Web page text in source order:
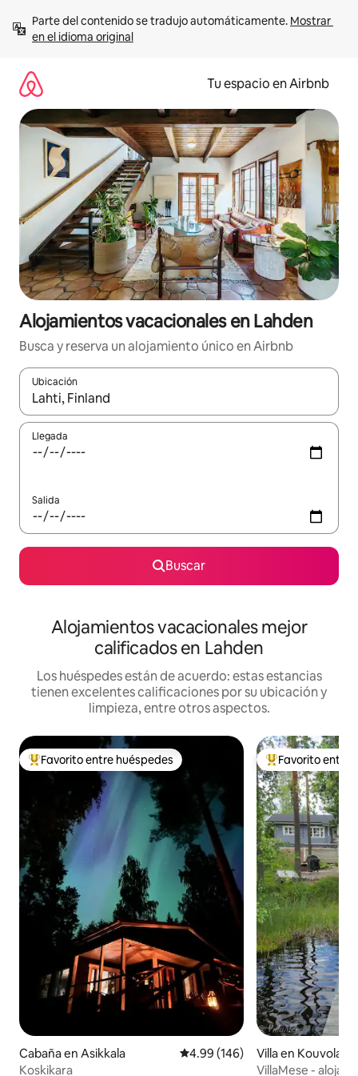
contenido
Parte del contenido se tradujo automáticamente. Mostrar
en el idioma original
Tu espacio en Airbnb
Alojamientos vacacionales en Lahden
Busca y reserva un alojamiento único en Airbnb
Ubicación
Cuando los resultados estén disponibles, podrás navegar
Llegada
Salida
Buscar
Alojamientos vacacionales mejor
calificados en Lahden
Los huéspedes están de acuerdo: estas estancias
tienen excelentes calificaciones por su ubicación y
limpieza, entre otros aspectos.
De los mejores en Favorito entre huéspedes
Favorito entre huéspedes
Cabaña en Asikkala Calificación promedio: 4.99 de
4.99 (146)
Koskikara
De los mejores
Favorito entre
Villa en Kouvola
VillaMese -